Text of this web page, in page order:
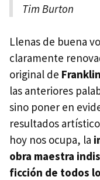
Tim Burton
Llenas de buena
claramente
original de
las anteriores
sino poner en
resultados
hoy nos ocupa, la
obra maestra
ficción de todos